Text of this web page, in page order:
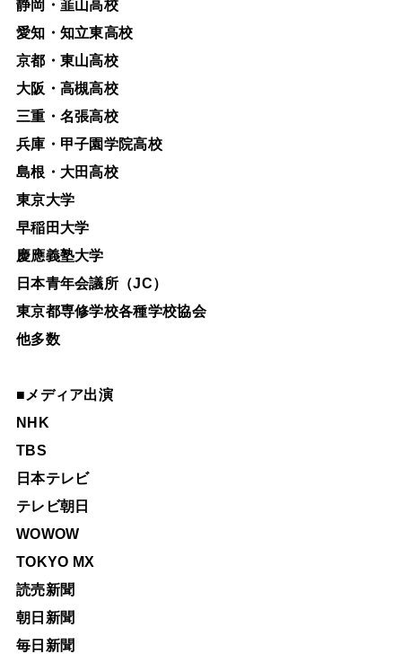
静岡・韮山高校
愛知・知立東高校
京都・東山高校
大阪・高槻高校
三重・名張高校
兵庫・甲子園学院高校
島根・大田高校
東京大学
早稲田大学
慶應義塾大学
日本青年会議所（JC）
東京都専修学校各種学校協会
他多数
■ メディア出演
NHK
TBS
日本テレビ
テレビ朝日
WOWOW
TOKYO MX
読売新聞
朝日新聞
毎日新聞